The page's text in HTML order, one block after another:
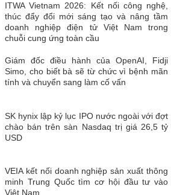
ITWA Vietnam 2026: Kết nối công nghệ,
thúc đẩy đổi mới sáng tạo và nâng tầm
doanh nghiệp điện tử Việt Nam trong
chuỗi cung ứng toàn cầu
Giám đốc điều hành của OpenAI, Fidji
Simo, cho biết bà sẽ từ chức vì bệnh mãn
tính và chuyển sang làm cố vấn
SK hynix lập kỷ lục IPO nước ngoài với đợt
chào bán trên sàn Nasdaq trị giá 26,5 tỷ
USD
VEIA kết nối doanh nghiệp sản xuất thông
minh Trung Quốc tìm cơ hội đầu tư vào
Việt Nam